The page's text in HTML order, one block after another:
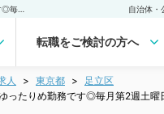
自治体・
転職をご検討の方へ
人 東京都
足立区
ったりめ勤務です◎毎月第2週